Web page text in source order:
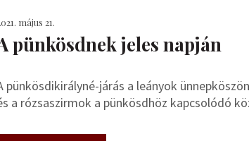
május 21.
pünkösdnek jeles napján
pünkösdikirályné-járás a leányok
a rózsaszirmok a pünkösdhöz kapcsolódó